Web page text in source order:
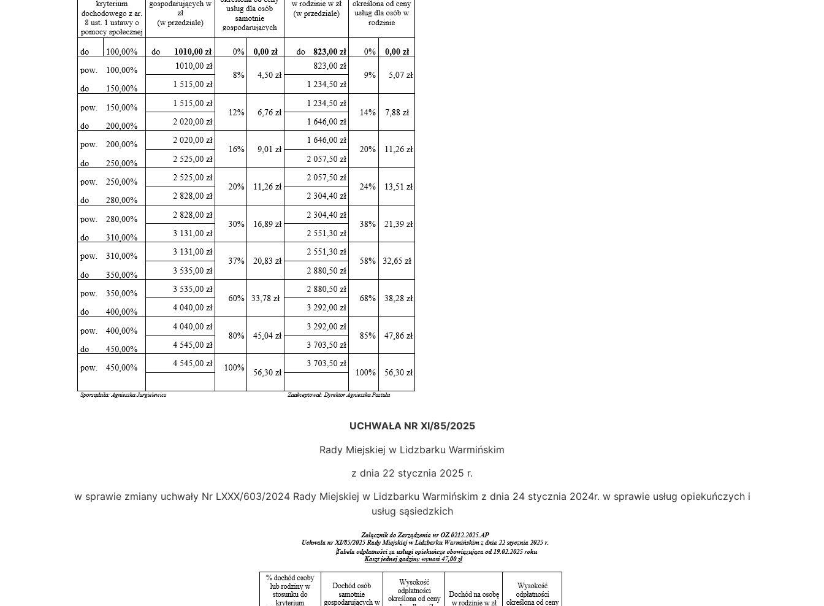
UCHWAŁANR XI/85/2025
Rady Miejskiej w Lidzbarku Warmińskim
z dnia 22 stycznia 2025 r.
w sprawie zmiany uchwały Nr LXXX/603/2024 Rady Miejskiej w Lidzbarku Warmińskim z dnia 24 stycznia 2024r. w sprawie usług opiekuńczych i
usług sąsiedzkich